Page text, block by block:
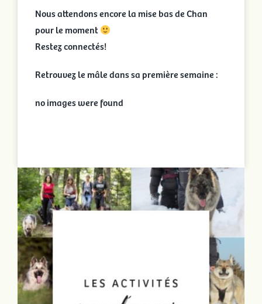
Nous attendons encore la mise bas de Chan
pour le moment
Restez connectés!
Retrouvez le mâle dans sa première semaine :
no images were found